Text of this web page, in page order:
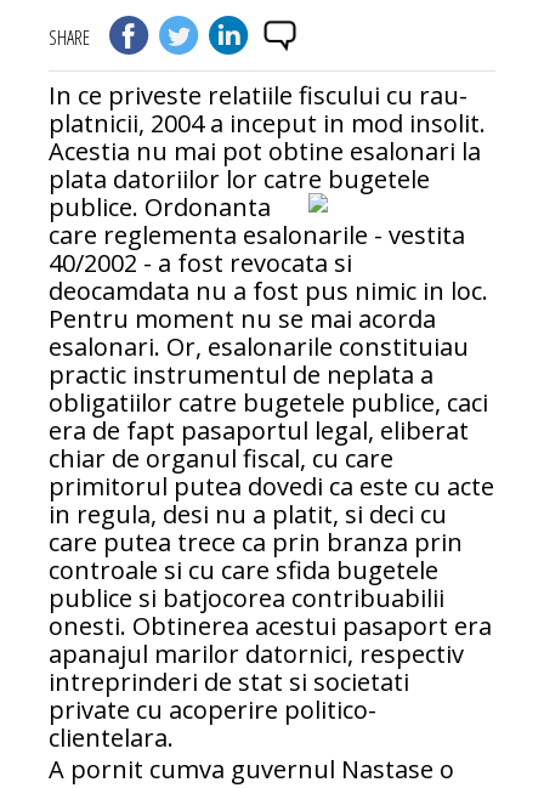
SHARE
In ce priveste relatiile fiscului cu rau-
platnicii, 2004 a inceput in mod insolit.
Acestia nu mai pot obtine esalonari la
plata datoriilor lor catre bugetele
publice. Ordonanta
care reglementa esalonarile - vestita
40/2002 - a fost revocata si
deocamdata nu a fost pus nimic in loc.
Pentru moment nu se mai acorda
esalonari. Or, esalonarile constituiau
practic instrumentul de neplata a
obligatiilor catre bugetele publice, caci
era de fapt pasaportul legal, eliberat
chiar de organul fiscal, cu care
primitorul putea dovedi ca este cu acte
in regula, desi nu a platit, si deci cu
care putea trece ca prin branza prin
controale si cu care sfida bugetele
publice si batjocorea contribuabilii
onesti. Obtinerea acestui pasaport era
apanajul marilor datornici, respectiv
intreprinderi de stat si societati
private cu acoperire politico-
clientelara.
A pornit cumva guvernul Nastase o